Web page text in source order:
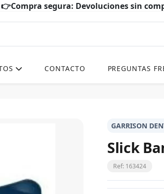
segura: Devoluciones sin
CONTACTO PREGUNTAS
GARRISON
Slick
Ref: 163424